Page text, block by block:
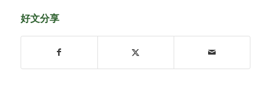
好文分享